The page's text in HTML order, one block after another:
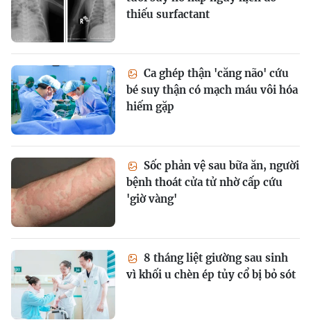
thiếu surfactant
Ca ghép thận 'căng não' cứu
bé suy thận có mạch máu vôi hóa
hiếm gặp
Sốc phản vệ sau bữa ăn, người
bệnh thoát cửa tử nhờ cấp cứu
'giờ vàng'
8 tháng liệt giường sau sinh
vì khối u chèn ép tủy cổ bị bỏ sót